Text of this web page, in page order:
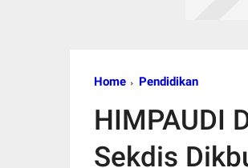
Home Pendidikan
HIMPAUDI
Sekdis